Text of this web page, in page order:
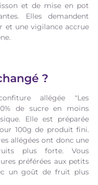
et de mise en pot
Elles demandent
et une vigilance accrue
?
allégée "Les
de sucre en moins
Elle est préparée
100g de produit fini.
allégées ont donc une
plus forte. Vous
préférées aux petits
un goût de fruit plus